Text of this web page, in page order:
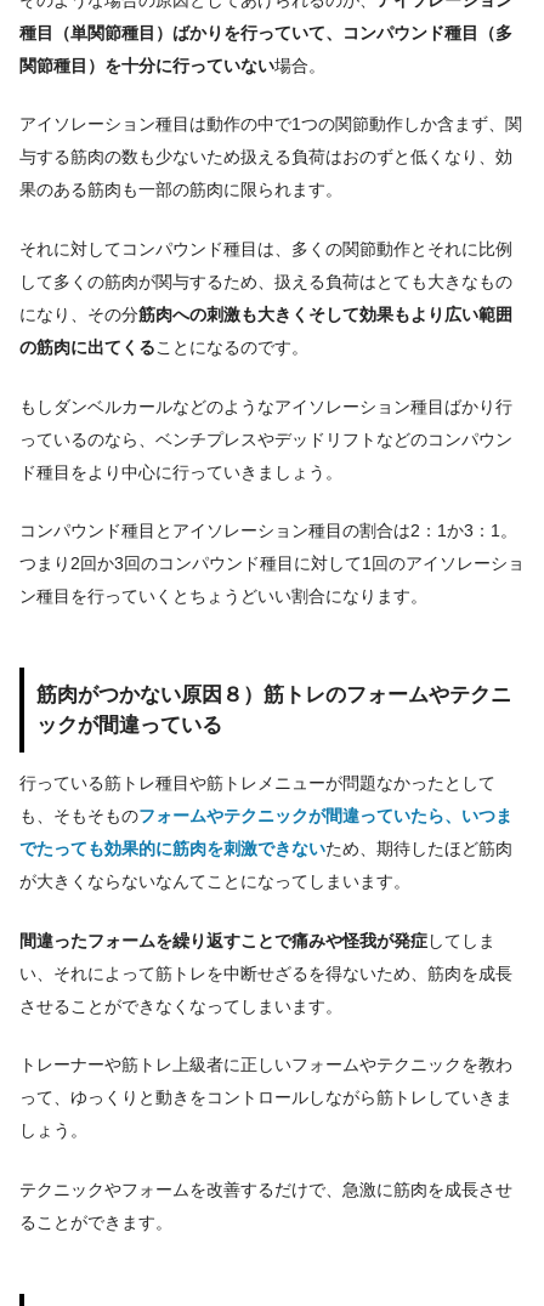
種目（単関節種目）ばかりを行っていて、コンパウンド種目（多
関節種目）を十分に行っていない場合。
アイソレーション種目は動作の中で1つの関節動作しか含まず、関
与する筋肉の数も少ないため扱える負荷はおのずと低くなり、効
果のある筋肉も一部の筋肉に限られます。
それに対してコンパウンド種目は、多くの関節動作とそれに比例
して多くの筋肉が関与するため、扱える負荷はとても大きなもの
になり、その分筋肉への刺激も大きくそして効果もより広い範囲
の筋肉に出てくることになるのです。
もしダンベルカールなどのようなアイソレーション種目ばかり行
っているのなら、ベンチプレスやデッドリフトなどのコンパウン
ド種目をより中心に行っていきましょう。
コンパウンド種目とアイソレーション種目の割合は2：1か3：1。
つまり2回か3回のコンパウンド種目に対して1回のアイソレーショ
ン種目を行っていくとちょうどいい割合になります。
筋肉がつかない原因８）筋トレのフォームやテクニ
ックが間違っている
行っている筋トレ種目や筋トレメニューが問題なかったとして
も、そもそものフォームやテクニックが間違っていたら、いつま
でたっても効果的に筋肉を刺激できないため、期待したほど筋肉
が大きくならないなんてことになってしまいます。
間違ったフォームを繰り返すことで痛みや怪我が発症してしま
い、それによって筋トレを中断せざるを得ないため、筋肉を成長
させることができなくなってしまいます。
トレーナーや筋トレ上級者に正しいフォームやテクニックを教わ
って、ゆっくりと動きをコントロールしながら筋トレしていきま
しょう。
テクニックやフォームを改善するだけで、急激に筋肉を成長させ
ることができます。